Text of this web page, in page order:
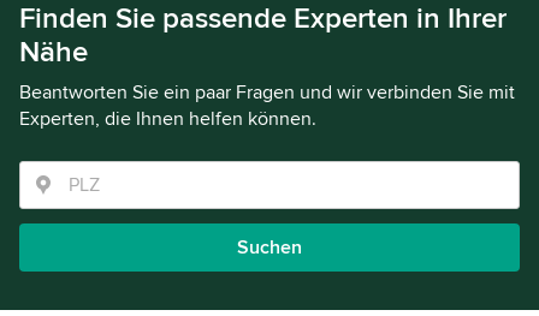
Finden Sie passende Experten in Ihrer
Nähe
Beantworten Sie ein paar Fragen und wir verbinden Sie mit
Experten, die Ihnen helfen können.
Suchen